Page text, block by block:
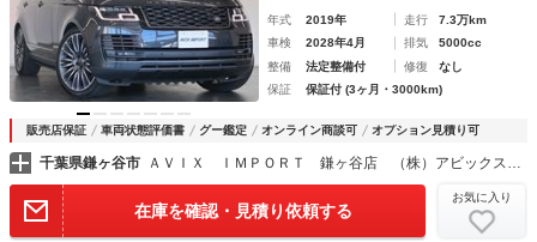
年式 2019年 走行
7.3万km
車検
2028年4月 排気
5000cc
整備
法定整備付 修復
なし
保証
保証付 (3ヶ月・3000km)
販売店保証 車両状態評価書 グー鑑定 オンライン商談可 オプション見積り可
千葉県鎌ヶ谷市 ＡＶＩＸ ＩＭＰＯＲＴ 鎌ヶ谷店 （株）アビックスコーポレーション
在庫を確認・見積り依頼する
お気に入り